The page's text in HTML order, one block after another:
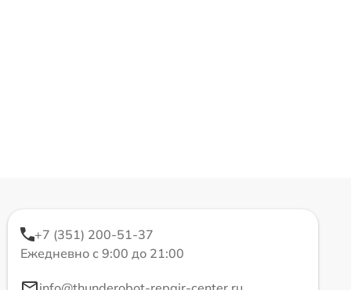
+7 (351) 200-51-37
Ежедневно с 9:00 до 21:00